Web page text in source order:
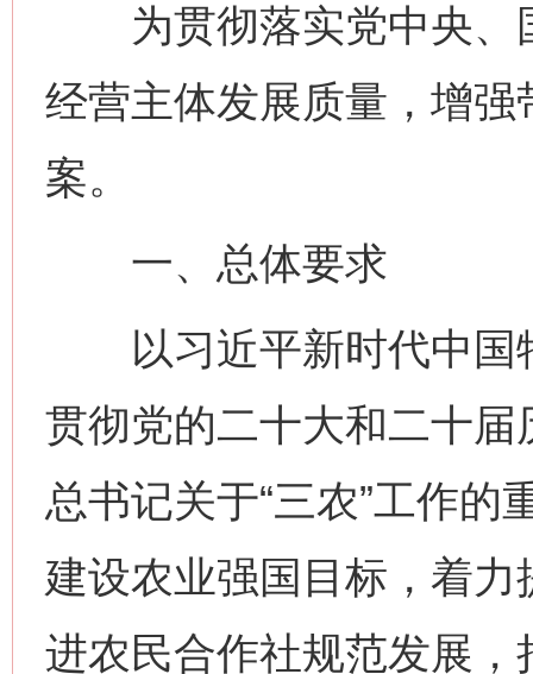
为贯彻落实党中央、
经营主体发展质量，增
案。
一、总体要求
以习近平新时代中国
贯彻党的二十大和二十
总书记关于“三农”工作
建设农业强国目标，着
进农民合作社规范发展